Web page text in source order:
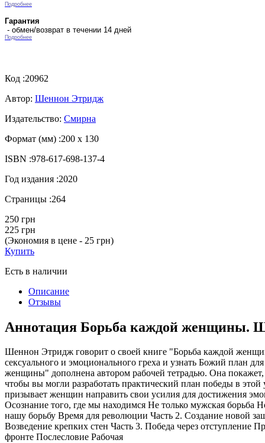
Подробнее
Гарантия
- обмен/возврат в течении 14 дней
Подробнее
Код :20962
Автор: Шеннон Этридж
Издательство: Смирна
Формат (мм) :200 х 130
ISBN :978-617-698-137-4
Год издания :2020
Страницы :264
250 грн
225 грн
(Экономия в цене - 25 грн)
Купить
Есть в наличии
Описание
Отзывы
Аннотация Борьба каждой женщины.
Шеннон Этридж говорит о своей книге "Борьба каждой
сексуального и эмоционального греха и узнать Божий план
женщины" дополнена автором рабочей тетрадью. Она
чтобы вы могли разработать практический план победы в
призывает женщин направить свои усилия для достижения
Осознание того, где мы находимся Не только мужская борьба
нашу борьбу Время для революции Часть 2. Создание новой
Возведение крепких стен Часть 3. Победа через
фронте Послесловие Рабочая